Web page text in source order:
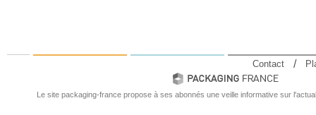
Le site packaging-france propose à ses abonnés une veille informative sur
Contact